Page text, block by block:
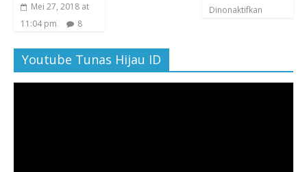
Mei 27, 2018 at
11:04 pm
8
Dinonaktifkan
Youtube Tunas Hijau ID